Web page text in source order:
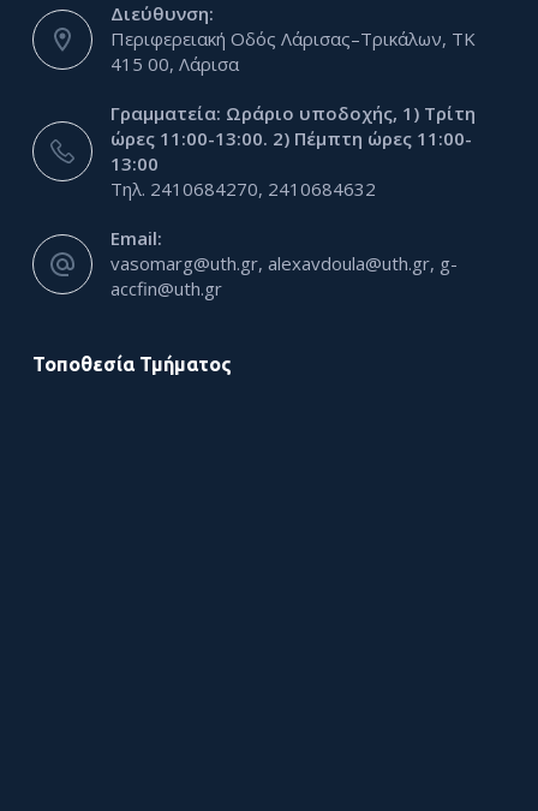
Διεύθυνση:
Περιφερειακή Οδός Λάρισας–Τρικάλων, ΤΚ
415 00, Λάρισα
Γραμματεία: Ωράριο υποδοχής, 1) Τρίτη
ώρες 11:00-13:00. 2) Πέμπτη ώρες 11:00-
13:00
Τηλ. 2410684270, 2410684632
Email:
vasomarg@uth.gr, alexavdoula@uth.gr, g-
accfin@uth.gr
Τοποθεσία Τμήματος